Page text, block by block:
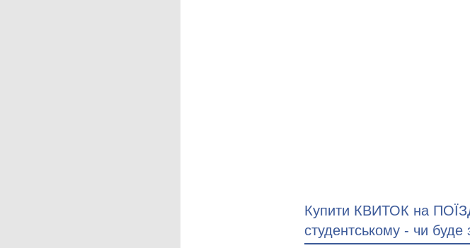
Купити КВИТОК на ПОЇЗД
студентському - чи буде